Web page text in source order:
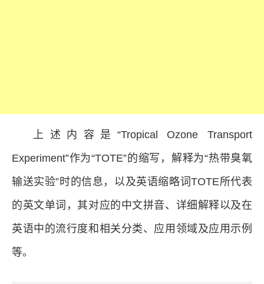
上述内容是“Tropical Ozone Transport
Experiment”作为“TOTE”的缩写，解释为“热带臭氧
输送实验”时的信息，以及英语缩略词TOTE所代表
的英文单词，其对应的中文拼音、详细解释以及在
英语中的流行度和相关分类、应用领域及应用示例
等。